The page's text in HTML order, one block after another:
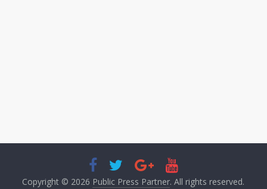
Copyright © 2026 Public Press Partner. All rights reserved.